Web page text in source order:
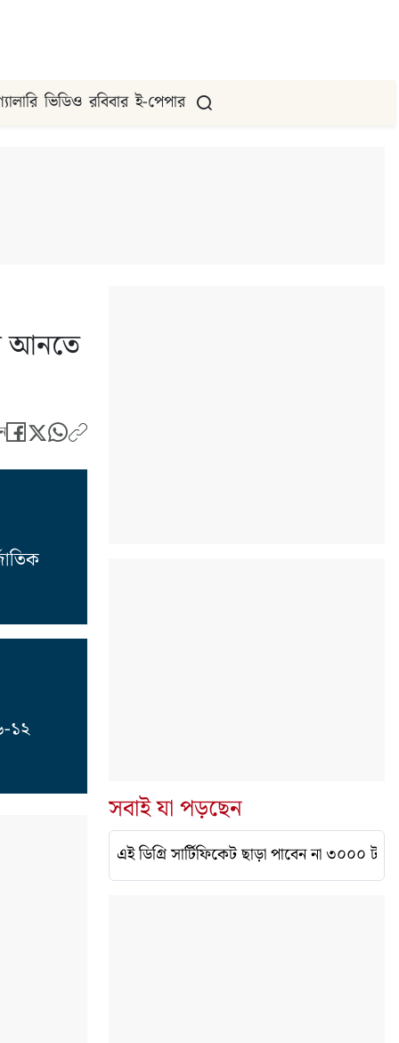
ভিডিও রবিবার ই-পেপার
আনতে
১২
সবাই যা পড়ছেন
এই ডিগ্রি সার্টিফিকেট ছাড়া পাবেন না ৩০০০ টাকা